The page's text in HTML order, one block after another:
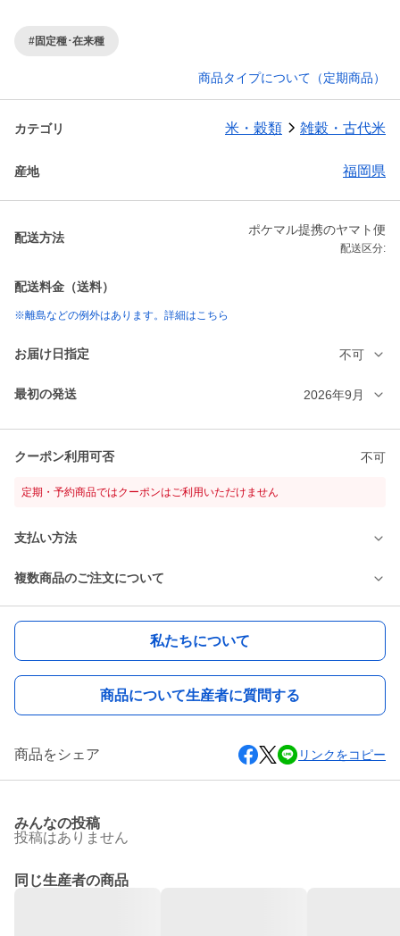
#固定種･在来種
商品タイプについて（定期商品）
カテゴリ 米・穀類 雑穀・古代米
産地 福岡県
配送方法
ポケマル提携のヤマト便
配送区分:
配送料金（送料）
※離島などの例外はあります。詳細はこちら
お届け日指定 不可
最初の発送 2026年9月
クーポン利用可否 不可
定期・予約商品ではクーポンはご利用いただけません
支払い方法
複数商品のご注文について
私たちについて
商品について生産者に質問する
商品をシェア リンクをコピー
みんなの投稿
投稿はありません
同じ生産者の商品